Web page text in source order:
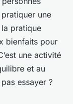
une
pratique
bienfaits pour
une activité
et au
essayer ?